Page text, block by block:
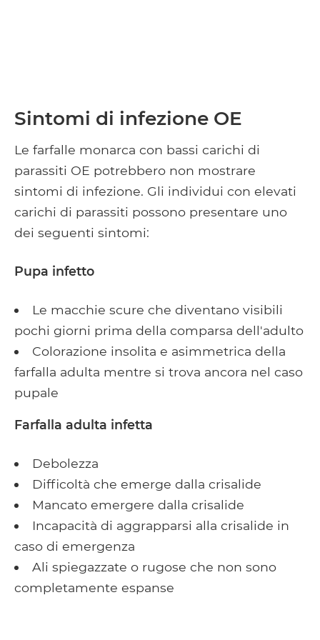
Sintomi di infezione OE
Le farfalle monarca con bassi carichi di
parassiti OE potrebbero non mostrare
sintomi di infezione. Gli individui con elevati
carichi di parassiti possono presentare uno
dei seguenti sintomi:
Pupa infetto
Le macchie scure che diventano visibili
pochi giorni prima della comparsa dell'adulto
Colorazione insolita e asimmetrica della
farfalla adulta mentre si trova ancora nel caso
pupale
Farfalla adulta infetta
Debolezza
Difficoltà che emerge dalla crisalide
Mancato emergere dalla crisalide
Incapacità di aggrapparsi alla crisalide in
caso di emergenza
Ali spiegazzate o rugose che non sono
completamente espanse